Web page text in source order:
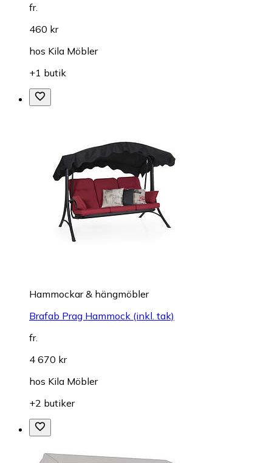
fr.
460 kr
hos Kila Möbler
+1 butik
Hammockar & hängmöbler
Brafab Prag Hammock (inkl. tak)
fr.
4 670 kr
hos Kila Möbler
+2 butiker